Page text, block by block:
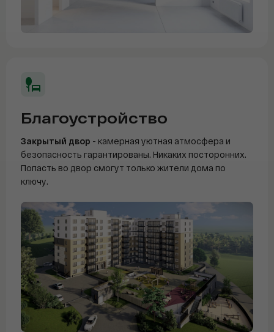
Благоустройство
Закрытый двор - камерная уютная атмосфера и
безопасность гарантированы. Никаких посторонних.
Попасть во двор смогут только жители дома по
ключу.